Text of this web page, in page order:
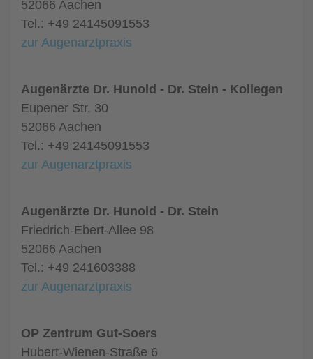
52066 Aachen
Tel.: +49 24145091553
zur Augenarztpraxis
Augenärzte Dr. Hunold - Dr. Stein - Kollegen
Eupener Str. 30
52066 Aachen
Tel.: +49 24145091553
zur Augenarztpraxis
Augenärzte Dr. Hunold - Dr. Stein
Friedrich-Ebert-Allee 98
52066 Aachen
Tel.: +49 241603388
zur Augenarztpraxis
OP Zentrum Gut-Soers
Hubert-Wienen-Straße 6